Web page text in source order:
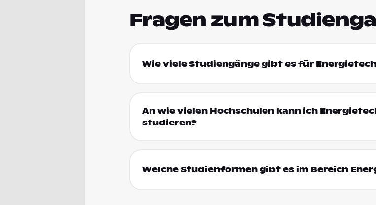
Fragen zum
Wie viele Studiengänge gibt es für
An wie vielen Hochschulen kann ich
studieren?
Welche Studienformen gibt es im Bereich